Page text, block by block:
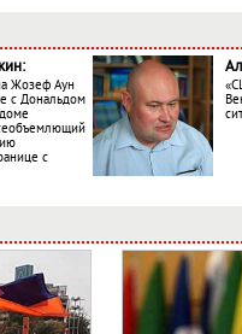
Жозеф Аун
с Дональдом
с